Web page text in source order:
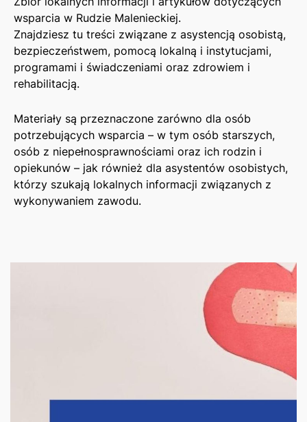
wsparcia w Rudzie Malenieckiej.
Znajdziesz tu treści związane z asystencją osobistą,
bezpieczeństwem, pomocą lokalną i instytucjami,
programami i świadczeniami oraz zdrowiem i
rehabilitacją.
Materiały są przeznaczone zarówno dla osób
potrzebujących wsparcia – w tym osób starszych,
osób z niepełnosprawnościami oraz ich rodzin i
opiekunów – jak również dla asystentów osobistych,
którzy szukają lokalnych informacji związanych z
wykonywaniem zawodu.